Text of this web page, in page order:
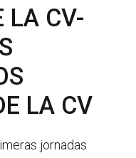
LA CV-
LA CV
jornadas